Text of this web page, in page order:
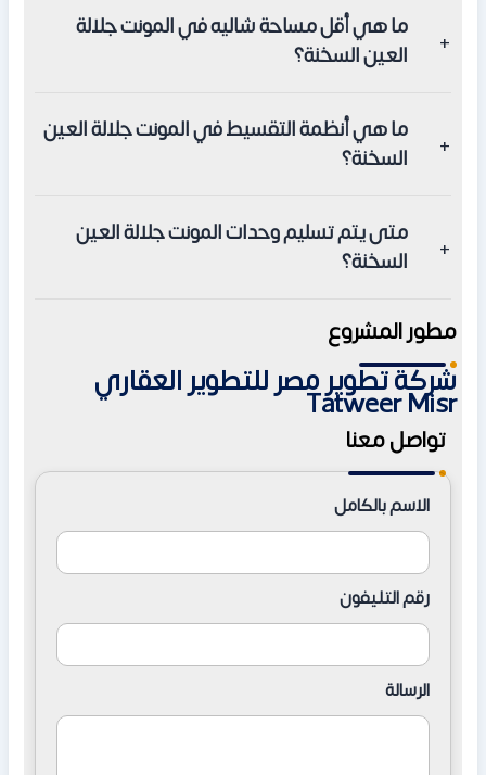
تتنوع الوحدات ما بين شاليهات، شقق فندقية، استوديوهات،
تاون هاوس، توين هاوس، وفلل مستقلة.
ما هي أقل مساحة شاليه في المونت جلالة
العين السخنة؟
كبائن تبدأ من 45 متر مربع.
ما هي أنظمة التقسيط في المونت جلالة العين
السخنة؟
حتى بدون مقدم في بعض العروض.
متى يتم تسليم وحدات المونت جلالة العين
السخنة؟
يتم تسليم وحدات المونت بتشطيب كامل خلال فترة تتراوح من
سنة إلى 4 سنوات ونصف حسب المرحلة.
مطور المشروع
شركة تطوير مصر للتطوير العقاري
Tatweer Misr
تواصل معنا
الاسم بالكامل
رقم التليفون
الرسالة